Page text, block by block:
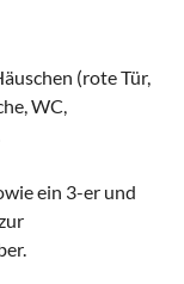
(rote Tür,
WC,
ein 3-er und